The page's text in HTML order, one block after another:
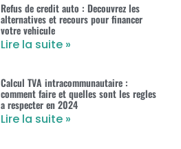
Refus de credit auto : Decouvrez les
alternatives et recours pour financer
votre vehicule
Lire la suite »
Calcul TVA intracommunautaire :
comment faire et quelles sont les regles
a respecter en 2024
Lire la suite »